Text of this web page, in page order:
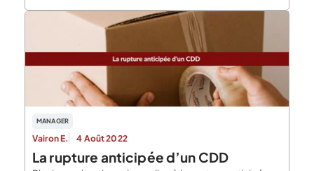
MANAGER
Vairon E. 4 Août 2022
La rupture anticipée d’un CDD